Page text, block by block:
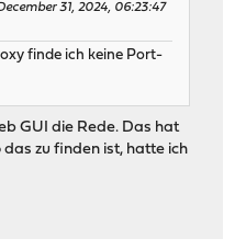
31, 2024, 06:23:47
finde ich keine Port-
GUI die Rede. Das hat
zu finden ist, hatte ich